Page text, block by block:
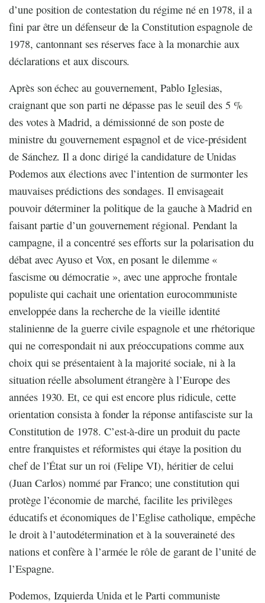
d’une position de contestation du régime né en 1978, il a
fini par être un défenseur de la Constitution espagnole de
1978, cantonnant ses réserves face à la monarchie aux
déclarations et aux discours.
Après son échec au gouvernement, Pablo Iglesias,
craignant que son parti ne dépasse pas le seuil des 5 %
des votes à Madrid, a démissionné de son poste de
ministre du gouvernement espagnol et de vice-président
de Sánchez. Il a donc dirigé la candidature de Unidas
Podemos aux élections avec l’intention de surmonter les
mauvaises prédictions des sondages. Il envisageait
pouvoir déterminer la politique de la gauche à Madrid en
faisant partie d’un gouvernement régional. Pendant la
campagne, il a concentré ses efforts sur la polarisation du
débat avec Ayuso et Vox, en posant le dilemme «
fascisme ou démocratie », avec une approche frontale
populiste qui cachait une orientation eurocommuniste
enveloppée dans la recherche de la vieille identité
stalinienne de la guerre civile espagnole et une rhétorique
qui ne correspondait ni aux préoccupations comme aux
choix qui se présentaient à la majorité sociale, ni à la
situation réelle absolument étrangère à l’Europe des
années 1930. Et, ce qui est encore plus ridicule, cette
orientation consista à fonder la réponse antifasciste sur la
Constitution de 1978. C’est-à-dire un produit du pacte
entre franquistes et réformistes qui étaye la position du
chef de l’État sur un roi (Felipe VI), héritier de celui
(Juan Carlos) nommé par Franco; une constitution qui
protège l’économie de marché, facilite les privilèges
éducatifs et économiques de l’Eglise catholique, empêche
le droit à l’autodétermination et à la souveraineté des
nations et confère à l’armée le rôle de garant de l’unité de
l’Espagne.
Podemos, Izquierda Unida et le Parti communiste